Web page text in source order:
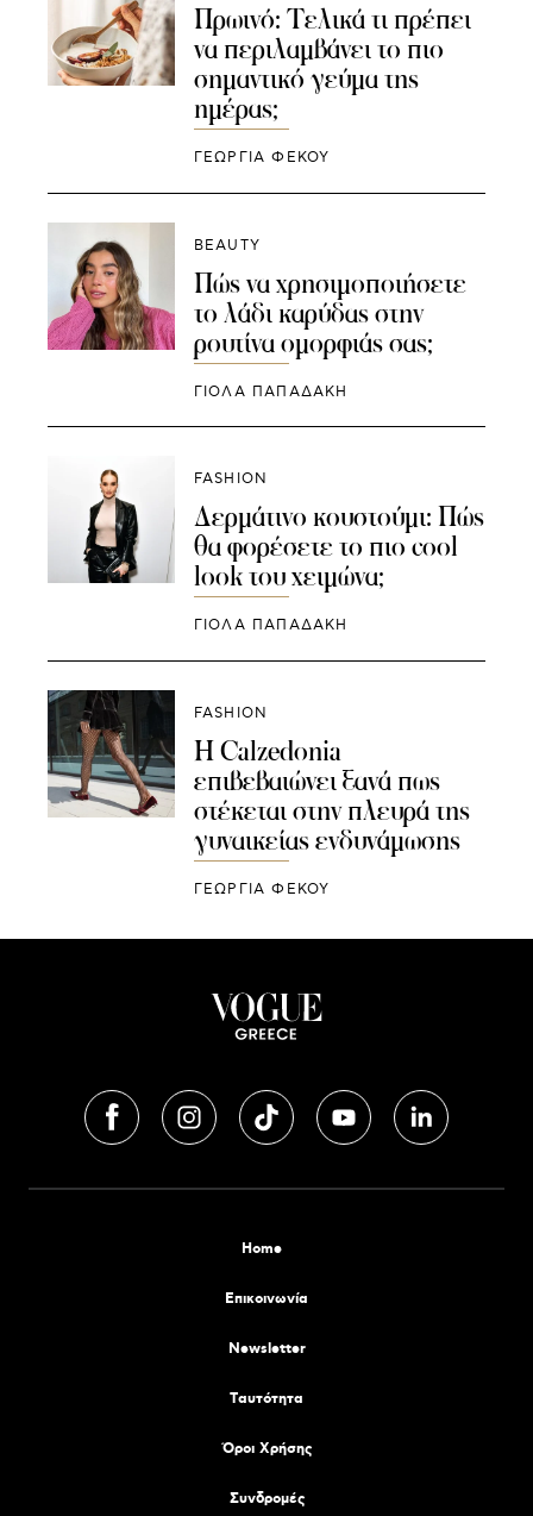
Πρωινό: Tελικά τι πρέπει
να περιλαμβάνει το πιο
σημαντικό γεύμα της
ημέρας;
ΓΕΩΡΓΙΑ ΦΕΚΟΥ
BEAUTY
Πώς να χρησιμοποιήσετε
το λάδι καρύδας στην
ρουτίνα ομορφιάς σας;
ΓΙΌΛΑ ΠΑΠΑΔΆΚΗ
FASHION
Δερμάτινο κουστούμι: Πώς
θα φορέσετε το πιο cool
look του χειμώνα;
ΓΙΌΛΑ ΠΑΠΑΔΆΚΗ
FASHION
Η Calzedonia
επιβεβαιώνει ξανά πως
στέκεται στην πλευρά της
γυναικείας ενδυνάμωσης
ΓΕΩΡΓΙΑ ΦΕΚΟΥ
Home
Επικοινωνία
Newsletter
Tαυτότητα
Όροι Χρήσης
Συνδρομές